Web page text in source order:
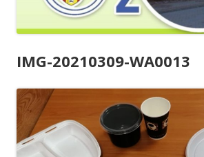
IMG-20210309-WA0013